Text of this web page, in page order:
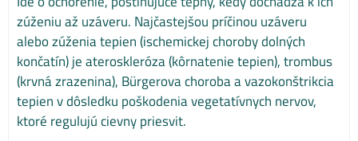
zúženiu až uzáveru. Najčastejšou príčinou uzáveru
alebo zúženia tepien (ischemickej choroby dolných
končatín) je ateroskleróza (kôrnatenie tepien), trombus
(krvná zrazenina), Bürgerova choroba a vazokonštrikcia
tepien v dôsledku poškodenia vegetatívnych nervov,
ktoré regulujú cievny priesvit.